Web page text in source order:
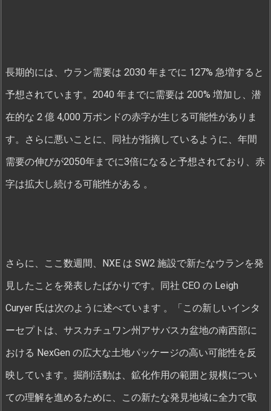
長期的には、ウラン需要は 2030 年までに 127% 急増すると
予想されています。2040 年までに需要は 200% 増加し、潜
在的な 2 億 4,000 万ポンドの赤字が生じる可能性がありま
す。さらに悪いことに、同社が指摘しているように、年間
需要の伸びが2050年までに3倍になると予想されており、赤
字は拡大し続ける可能性がある 。
さらに、ここ数週間、NXE は SW2 施設で新たなウランを発
見したことを発表したばかりです。同社 CEO の Leigh
Curyer 氏は次のように述べています 。「この新しいインタ
ーセプトは、サスカチュワン州アサバスカ盆地の南西部に
おける NexGen の広大な土地パッケージの高い可能性を反
映しています。掘削活動は、鉱化作用の範囲と規模につい
ての理解を進めるために、この新たな発見地域に全力で取